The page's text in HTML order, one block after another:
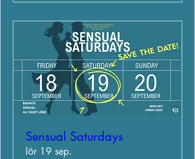
Sensual Saturdays
lör 19 sep.